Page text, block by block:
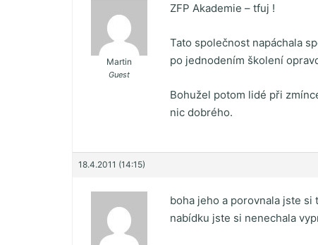
Martin
Guest
ZFP Akademie – tfuj !
Tato společnost napáchala
po jednodením školení
Bohužel potom lidé při
nic dobrého.
18.4.2011 (14:15)
boha jeho a porovnala jste
nabídku jste si nenechala